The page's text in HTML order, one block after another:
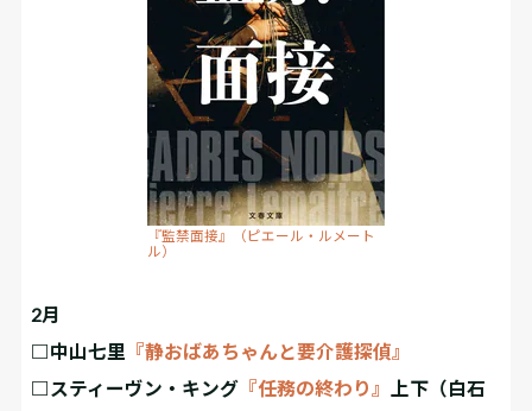
『監禁面接』（ピエール・ルメート
ル）
2月
□中山七里 『静おばあちゃんと要介護探偵』
□スティーヴン・キング 『任務の終わり』 上下（白石